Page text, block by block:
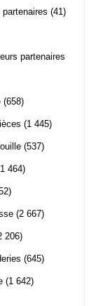
(41)
partenaires
(658)
(1 445)
(537)
464)
(2 667)
206)
(645)
(1 642)